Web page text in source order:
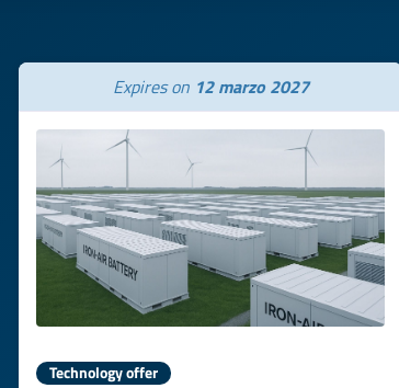
Expires on 12 marzo 2027
Technology offer